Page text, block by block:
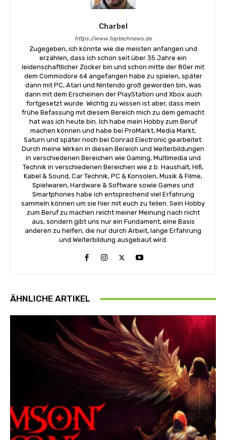
Charbel
https://www.toptechnews.de
Zugegeben, ich könnte wie die meisten anfangen und
erzählen, dass ich schon seit über 35 Jahre ein
leidenschaftlicher Zocker bin und schon mitte der 80er mit
dem Commodore 64 angefangen habe zu spielen, später
dann mit PC, Atari und Nintendo groß geworden bin, was
dann mit dem Erscheinen der PlayStation und Xbox auch
fortgesetzt wurde. Wichtig zu wissen ist aber, dass mein
frühe Befassung mit diesem Bereich mich zu dem gemacht
hat was ich heute bin. Ich habe mein Hobby zum Beruf
machen können und habe bei ProMarkt, Media Markt,
Saturn und später noch bei Conrad Electronic gearbeitet.
Durch meine Wirken in diesen Bereich und Weiterbildungen
in verschiedenen Bereichen wie Gaming, Multimedia und
Technik in verschiedenen Bereichen wie z.b. Haushalt, Hifi,
Kabel & Sound, Car Technik, PC & Konsolen, Musik & Filme,
Spielwaren, Hardware & Software sowie Games und
Smartphones habe ich entsprechend viel Erfahrung
sammeln können um sie hier mit euch zu teilen. Sein Hobby
zum Beruf zu machen reicht meiner Meinung nach nicht
aus, sondern gibt uns nur ein Fundament, eine Basis
anderen zu helfen, die nur durch Arbeit, lange Erfahrung
und Weiterbildung ausgebaut wird.
ÄHNLICHE ARTIKEL